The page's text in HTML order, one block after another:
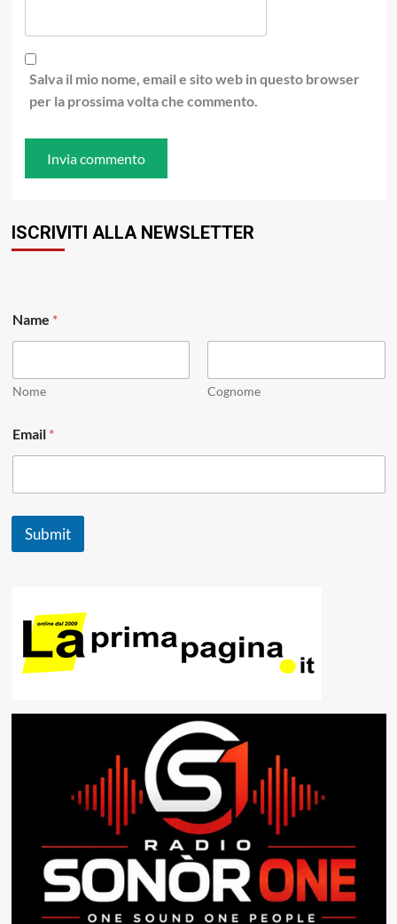
Salva il mio nome, email e sito web in questo browser
per la prossima volta che commento.
ISCRIVITI ALLA NEWSLETTER
N
a
e
N
e
Name *
Nome Cognome
Email *
Submit